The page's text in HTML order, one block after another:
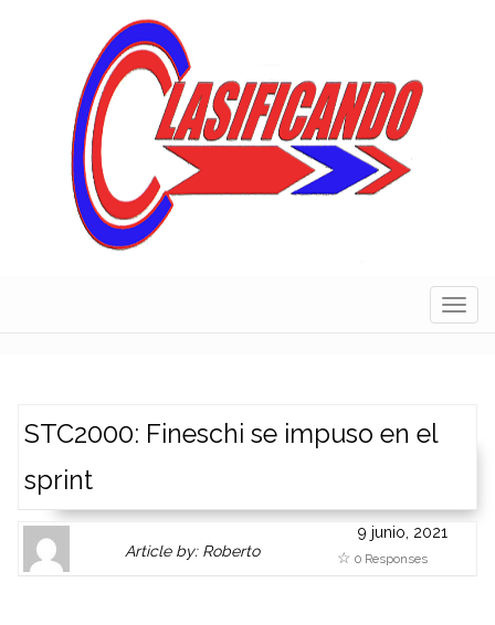
STC2000: Fineschi se impuso en el
sprint
Author
Gravatar
Article by: Roberto
9 junio, 2021
0 Responses